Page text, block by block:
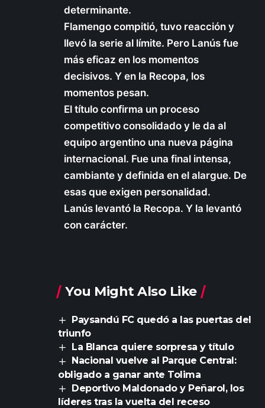
determinante.
Flamengo compitió, tuvo reacción y
llevó la serie al límite. Pero Lanús fue
más eficaz en los momentos
decisivos. Y en la Recopa, los
momentos pesan.
El título confirma un proceso
competitivo consolidado y le da al
equipo argentino una nueva página
internacional. Fue una final intensa,
cambiante y definida en el alargue. De
esas que exigen personalidad.
Lanús levantó la Recopa. Y la levantó
con carácter.
You Might Also Like
Paysandú FC quedó a las puertas del
triunfo
La Blanca quiere sorpresa y título
Nacional vuelve al Parque Central:
obligado a ganar ante Tolima
Deportivo Maldonado y Peñarol, los
líderes tras la vuelta del receso